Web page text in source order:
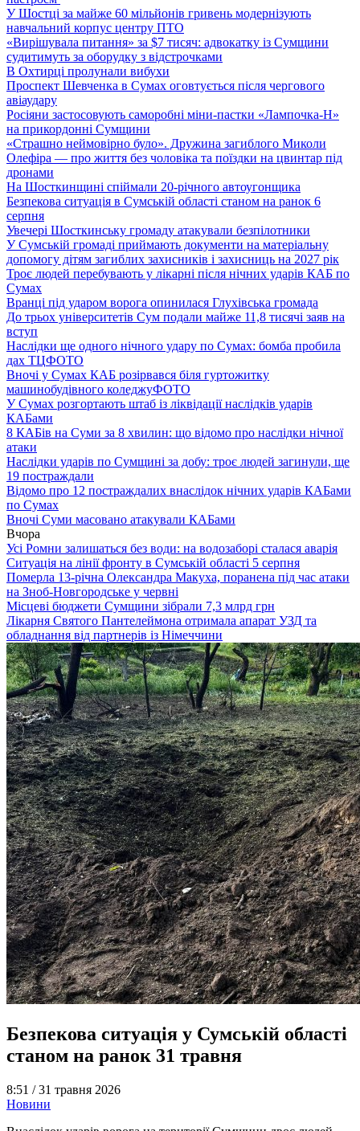
У Шостці за майже 60 мільйонів гривень модернізують
навчальний корпус центру ПТО
«Вирішувала питання» за $7 тисяч: адвокатку із Сумщини
судитимуть за оборудку з відстрочками
В Охтирці пролунали вибухи
Проспект Шевченка в Сумах оговтується після чергового
авіаудару
Росіяни застосовують саморобні міни-пастки «Лампочка-Н»
на прикордонні Сумщини
«Страшно неймовірно було». Дружина загиблого Миколи
Олефіра — про життя без чоловіка та поїздки на цвинтар під
дронами
На Шосткинщині спіймали 20-річного автоугонщика
Безпекова ситуація в Сумській області станом на ранок 6
серпня
Увечері Шосткинську громаду атакували безпілотники
У Сумській громаді приймають документи на матеріальну
допомогу дітям загиблих захисників і захисниць на 2027 рік
Троє людей перебувають у лікарні після нічних ударів КАБ по
Сумах
Вранці під ударом ворога опинилася Глухівська громада
До трьох університетів Сум подали майже 11,8 тисячі заяв на
вступ
Наслідки ще одного нічного удару по Сумах: бомба пробила
дах ТЦФОТО
Вночі у Сумах КАБ розірвався біля гуртожитку
машинобудівного коледжуФОТО
У Сумах розгортають штаб із ліквідації наслідків ударів
КАБами
8 КАБів на Суми за 8 хвилин: що відомо про наслідки нічної
атаки
Наслідки ударів по Сумщині за добу: троє людей загинули, ще
19 постраждали
Відомо про 12 постраждалих внаслідок нічних ударів КАБами
по Сумах
Вночі Суми масовано атакували КАБами
Вчора
Усі Ромни залишаться без води: на водозаборі сталася аварія
Ситуація на лінії фронту в Сумській області 5 серпня
Померла 13-річна Олександра Макуха, поранена під час атаки
на Зноб-Новгородське у червні
Місцеві бюджети Сумщини зібрали 7,3 млрд грн
Лікарня Святого Пантелеймона отримала апарат УЗД та
обладнання від партнерів із Німеччини
Безпекова ситуація у Сумській області
станом на ранок 31 травня
8:51 /31 травня 2026
Новини